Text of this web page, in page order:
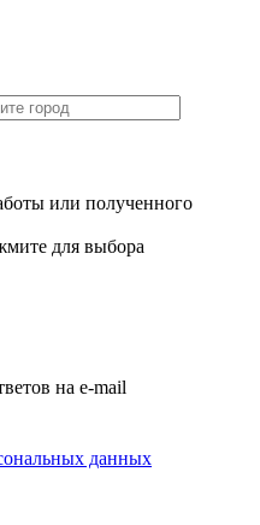
или полученного
для выбора
на e-mail
данных